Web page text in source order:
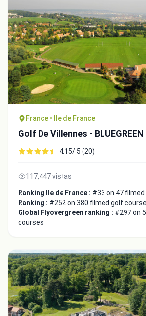
France • Ile de France
Golf De Villennes - BLUEGREEN
4.15/ 5 (20)
117,447 vistas
Ranking Ile de France : #33 on 47
Ranking : #252 on 380 filmed golf
Global Flyovergreen ranking : #297 on
courses